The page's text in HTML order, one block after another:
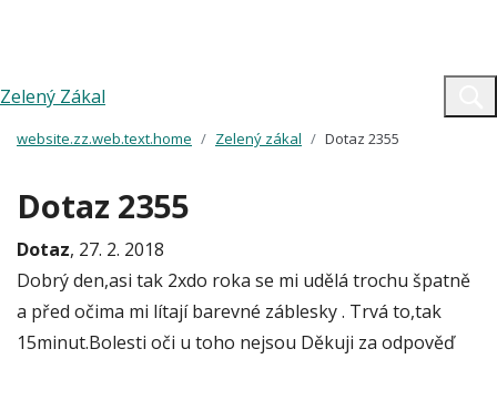
Zelený Zákal
website.zz.web.text.home Zelený zákal Dotaz 2355
Dotaz 2355
Dotaz, 27. 2. 2018
Dobrý den,asi tak 2xdo roka se mi udělá trochu špatně
a před očima mi lítají barevné záblesky . Trvá to,tak
15minut.Bolesti oči u toho nejsou Děkuji za odpověď